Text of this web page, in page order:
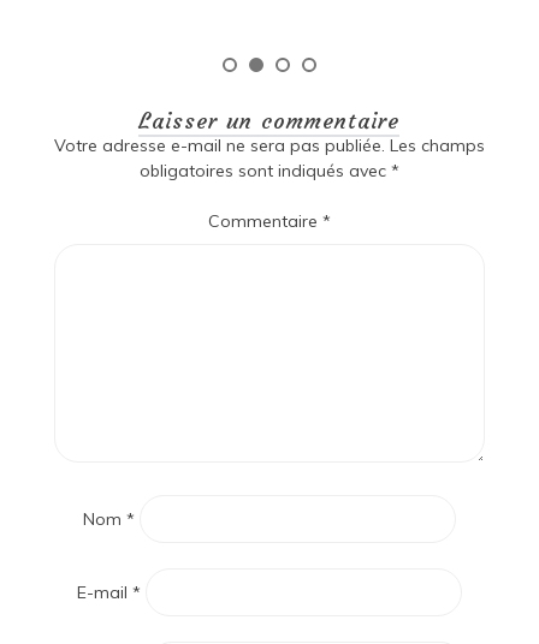
Laisser un commentaire
Votre adresse e-mail ne sera pas publiée. Les champs
obligatoires sont indiqués avec *
Commentaire *
Nom *
E-mail *